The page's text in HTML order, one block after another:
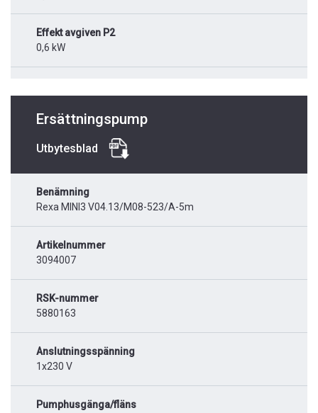
Effekt avgiven P2
0,6 kW
Ersättningspump
Utbytesblad
Benämning
Rexa MINI3 V04.13/M08-523/A-5m
Artikelnummer
3094007
RSK-nummer
5880163
Anslutningsspänning
1x230 V
Pumphusgänga/fläns